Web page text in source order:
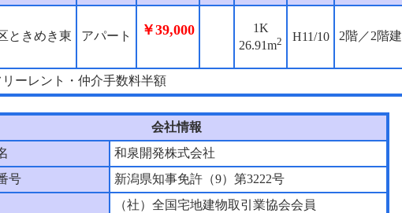
ときめき東 アパート ￥39,000
1K
26.91m2 H11/10 2階／2階建
ーレント・仲介手数料半額
会社情報
和泉開発株式会社
号
新潟県知事免許（9）第3222号
（社）全国宅地建物取引業協会会員